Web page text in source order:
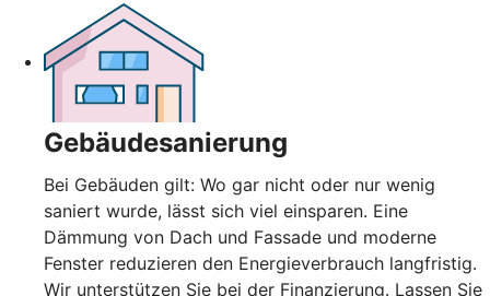
Gebäudesanierung
Bei Gebäuden gilt: Wo gar nicht oder nur wenig
saniert wurde, lässt sich viel einsparen. Eine
Dämmung von Dach und Fassade und moderne
Fenster reduzieren den Energieverbrauch langfristig.
Wir unterstützen Sie bei der Finanzierung. Lassen Sie